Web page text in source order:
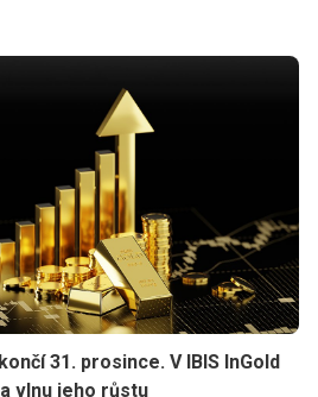
31. prosince. V IBIS InGold
vlnu jeho růstu